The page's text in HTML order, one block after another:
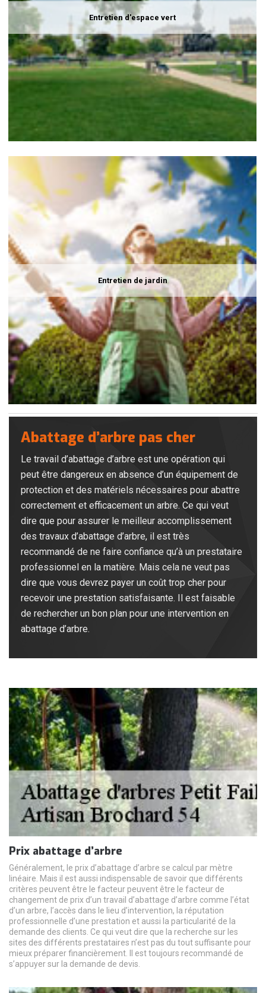
Entretien d'espace vert
Entretien de jardin
Abattage d’arbre pas cher
Le travail d’abattage d’arbre est une opération qui
peut être dangereux en absence d’un équipement de
protection et des matériels nécessaires pour abattre
correctement et efficacement un arbre. Ce qui veut
dire que pour assurer le meilleur accomplissement
des travaux d’abattage d’arbre, il est très
recommandé de ne faire confiance qu’à un prestataire
professionnel en la matière. Mais cela ne veut pas
dire que vous devrez payer un coût trop cher pour
recevoir une prestation satisfaisante. Il est faisable
de rechercher un bon plan pour une intervention en
abattage d’arbre.
Prix abattage d’arbre
Généralement, le prix d’abattage d’arbre se calcul par mètre
linéaire. Mais il est aussi indispensable de savoir que différents
critères peuvent être le facteur peuvent être le facteur de
changement de prix d’un travail d’abattage d’arbre comme l’état
d’un arbre, l’accès dans le lieu d’intervention, la réputation
professionnelle d’une prestation et aussi la particularité de la
demande des clients. Ce qui veut dire que la recherche sur les
sites des différents prestataires n’est pas du tout suffisante pour
mieux préparer financièrement. Il est toujours recommandé de
s’appuyer sur la demande de devis.